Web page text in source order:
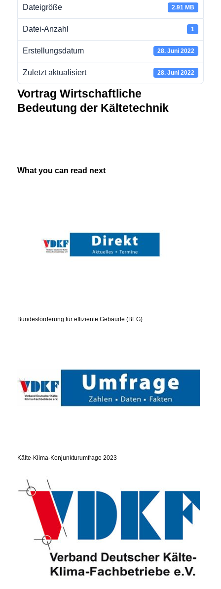
Dateigröße 2.91 MB
Datei-Anzahl 1
Erstellungsdatum 28. Juni 2022
Zuletzt aktualisiert 28. Juni 2022
Vortrag Wirtschaftliche
Bedeutung der Kältetechnik
What you can read next
Bundesförderung für effiziente Gebäude (BEG)
Kälte-Klima-Konjunkturumfrage 2023